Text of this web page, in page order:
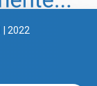
| 2022